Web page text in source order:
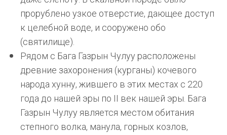
прорублено узкое отверстие, дающее доступ
к целебной воде, и сооружено обо
(святилище).
Рядом с Бага Газрын Чулуу расположены
древние захоронения (курганы) кочевого
народа хунну, жившего в этих местах с 220
года до нашей эры по II век нашей эры. Бага
Газрын Чулуу является местом обитания
степного волка, манула, горных козлов,